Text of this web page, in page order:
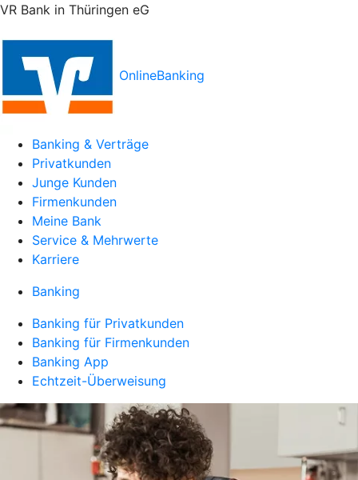
VR Bank in Thüringen eG
OnlineBanking
Banking & Verträge
Privatkunden
Junge Kunden
Firmenkunden
Meine Bank
Service & Mehrwerte
Karriere
Banking
Banking für Privatkunden
Banking für Firmenkunden
Banking App
Echtzeit-Überweisung